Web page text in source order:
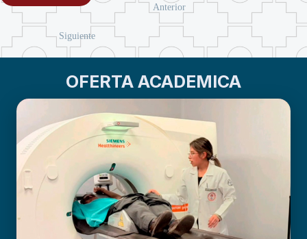
Anterior
Siguiente
OFERTA ACADEMICA